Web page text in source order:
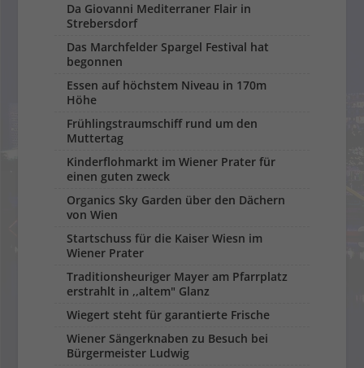
Da Giovanni Mediterraner Flair in
Strebersdorf
Das Marchfelder Spargel Festival hat
begonnen
Essen auf höchstem Niveau in 170m
Höhe
Frühlingstraumschiff rund um den
Muttertag
Kinderflohmarkt im Wiener Prater für
einen guten zweck
Organics Sky Garden über den Dächern
von Wien
Startschuss für die Kaiser Wiesn im
Wiener Prater
Traditionsheuriger Mayer am Pfarrplatz
erstrahlt in ,,altem" Glanz
Wiegert steht für garantierte Frische
Wiener Sängerknaben zu Besuch bei
Bürgermeister Ludwig